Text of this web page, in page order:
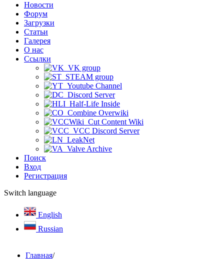
Новости
Форум
Загрузки
Статьи
Галерея
О нас
Ссылки
VK group
STEAM group
Youtube Channel
Discord Server
Half-Life Inside
Combine Overwiki
Cut Content Wiki
VCC Discord Server
LeakNet
Valve Archive
Поиск
Вход
Регистрация
Switch language
English
Russian
Главная/